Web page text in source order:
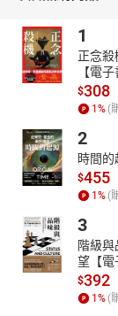
在这本书中，我
我建议你去看医
助，您可以找到
如果您或您所照
到可行的治疗方
方法。
另外，我建议你
寻求帮助。如果
读这本书，你手
经迈出了寻找康
焦虑和抑郁是可
一样被处理。只
适的工具来克服这
所以，不要拖延。
1
正念殺
【電子
$308
1 % (
2
時間的
$455
1 % (
3
階級
望【電
$392
1 % (